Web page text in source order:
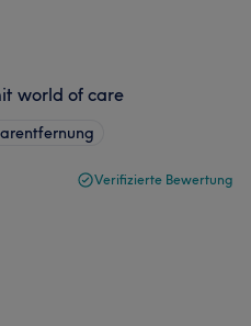
world of care
Verifizierte Bewertung